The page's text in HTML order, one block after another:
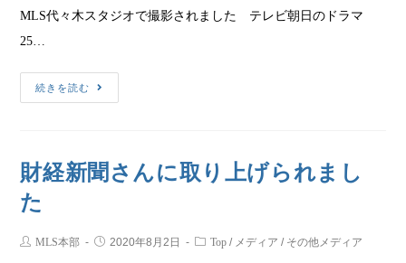
MLS代々木スタジオで撮影されました テレビ朝日のドラマ
25…
続きを読む
財経新聞さんに取り上げられまし
た
MLS本部 2020年8月2日 Top / メディア / その他メディア